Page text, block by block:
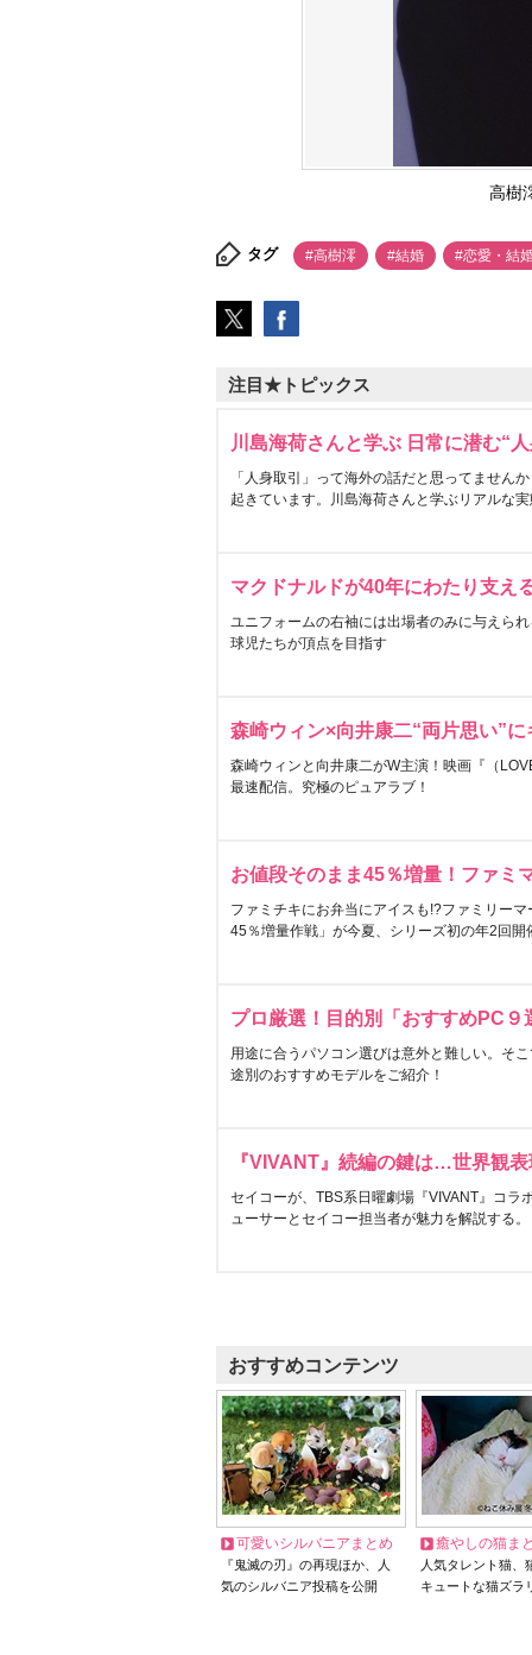
高樹
タグ #高樹澪 #結婚 #恋愛・結
注目★トピックス
川島海荷さんと学ぶ 日常に潜む“
「人身取引」って海外の話だと思ってません
起きています。川島海荷さんと学ぶリアルな
マクドナルドが40年にわたり支え
ユニフォームの右袖には出場者のみに与えら
球児たちが頂点を目指す
森崎ウィン×向井康二“両片思い”
森崎ウィンと向井康二がW主演！映画『（
最速配信。究極のピュアラブ！
お値段そのまま45％増量！ファミ
ファミチキにお弁当にアイスも!?ファミリー
45％増量作戦」が今夏、シリーズ初の年2回開
プロ厳選！目的別「おすすめPC９
用途に合うパソコン選びは意外と難しい。そ
途別のおすすめモデルをご紹介！
『VIVANT』続編の鍵は…世界観
セイコーが、TBS系日曜劇場『VIVANT』コラ
ューサーとセイコー担当者が魅力を解説する。
おすすめコンテンツ
可愛いシルバニアまとめ
『鬼滅の刃』の再現ほか、人
気のシルバニア投稿を公開
癒やしの猫ま
人気タレント猫
キュートな猫ズラ